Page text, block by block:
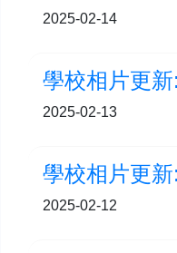
2025-02-14
2025-02-13
2025-02-12